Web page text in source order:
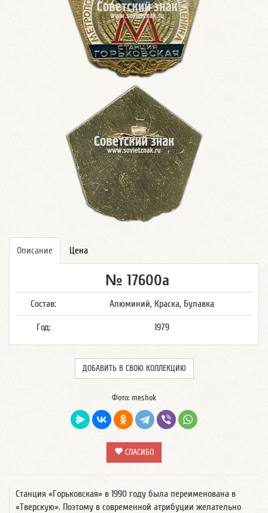
Описание Цена
№ 17600а
Состав: Алюминий, Краска, Булавка
Год: 1979
ДОБАВИТЬ В СВОЮ КОЛЛЕКЦИЮ
Фото: meshok
СПАСИБО
Станция «Горьковская» в 1990 году была переименована в
«Тверскую». Поэтому в современной атрибуции желательно